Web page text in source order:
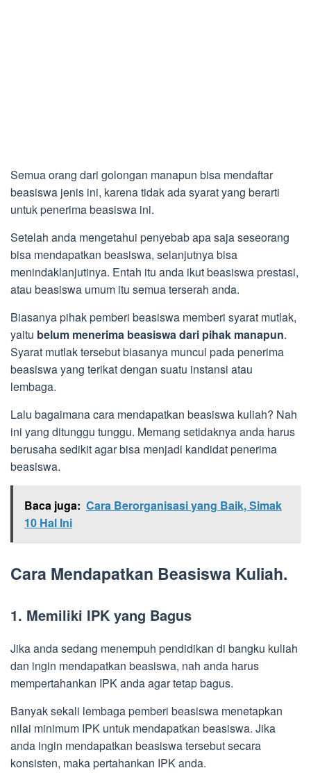
Semua orang dari golongan manapun bisa mendaftar
beasiswa jenis ini, karena tidak ada syarat yang berarti
untuk penerima beasiswa ini.
Setelah anda mengetahui penyebab apa saja seseorang
bisa mendapatkan beasiswa, selanjutnya bisa
menindaklanjutinya. Entah itu anda ikut beasiswa prestasi,
atau beasiswa umum itu semua terserah anda.
Biasanya pihak pemberi beasiswa memberi syarat mutlak,
yaitu belum menerima beasiswa dari pihak manapun.
Syarat mutlak tersebut biasanya muncul pada penerima
beasiswa yang terikat dengan suatu instansi atau
lembaga.
Lalu bagaimana cara mendapatkan beasiswa kuliah? Nah
ini yang ditunggu tunggu. Memang setidaknya anda harus
berusaha sedikit agar bisa menjadi kandidat penerima
beasiswa.
Baca juga: Cara Berorganisasi yang Baik, Simak
10 Hal Ini
Cara Mendapatkan Beasiswa Kuliah.
1. Memiliki IPK yang Bagus
Jika anda sedang menempuh pendidikan di bangku kuliah
dan ingin mendapatkan beasiswa, nah anda harus
mempertahankan IPK anda agar tetap bagus.
Banyak sekali lembaga pemberi beasiswa menetapkan
nilai minimum IPK untuk mendapatkan beasiswa. Jika
anda ingin mendapatkan beasiswa tersebut secara
konsisten, maka pertahankan IPK anda.